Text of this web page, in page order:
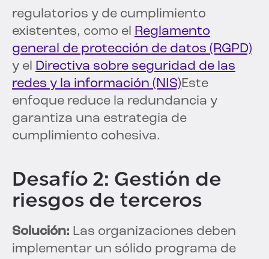
regulatorios y de cumplimiento
existentes, como el Reglamento
general de protección de datos (RGPD)
y el Directiva sobre seguridad de las
redes y la información (NIS)Este
enfoque reduce la redundancia y
garantiza una estrategia de
cumplimiento cohesiva.
Desafío 2: Gestión de
riesgos de terceros
Solución: Las organizaciones deben
implementar un sólido programa de